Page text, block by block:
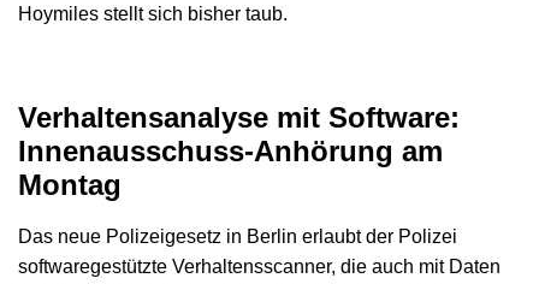
Hoymiles stellt sich bisher taub.
Verhaltensanalyse mit Software:
Innenausschuss-Anhörung am
Montag
Das neue Polizeigesetz in Berlin erlaubt der Polizei
softwaregestützte Verhaltensscanner, die auch mit Daten